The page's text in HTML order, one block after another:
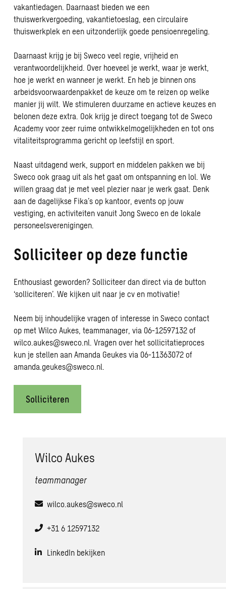
vakantiedagen. Daarnaast bieden we een
thuiswerkvergoeding, vakantietoeslag, een circulaire
thuiswerkplek en een uitzonderlijk goede pensioenregeling.
Daarnaast krijg je bij Sweco veel regie, vrijheid en
verantwoordelijkheid. Over hoeveel je werkt, waar je werkt,
hoe je werkt en wanneer je werkt. En heb je binnen ons
arbeidsvoorwaardenpakket de keuze om te reizen op welke
manier jij wilt. We stimuleren duurzame en actieve keuzes en
belonen deze extra. Ook krijg je direct toegang tot de Sweco
Academy voor zeer ruime ontwikkelmogelijkheden en tot ons
vitaliteitsprogramma gericht op leefstijl en sport.
Naast uitdagend werk, support en middelen pakken we bij
Sweco ook graag uit als het gaat om ontspanning en lol. We
willen graag dat je met veel plezier naar je werk gaat. Denk
aan de dagelijkse Fika’s op kantoor, events op jouw
vestiging, en activiteiten vanuit Jong Sweco en de lokale
personeelsverenigingen.
Solliciteer op deze functie
Enthousiast geworden? Solliciteer dan direct via de button
‘solliciteren’. We kijken uit naar je cv en motivatie!
Neem bij inhoudelijke vragen of interesse in Sweco contact
op met Wilco Aukes, teammanager, via 06-12597132 of
wilco.aukes@sweco.nl . Vragen over het sollicitatieproces
kun je stellen aan Amanda Geukesvia 06-11363072 of
amanda.geukes@sweco.nl
Solliciteren
Wilco Aukes
teammanager
wilco.aukes@sweco.nl
+31 6 12597132
LinkedIn bekijken